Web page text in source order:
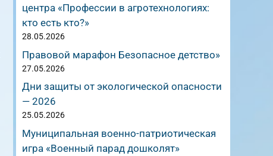
центра «Профессии в агротехнологиях:
кто есть кто?»
28.05.2026
Правовой марафон Безопасное детство»
27.05.2026
Дни защиты от экологической опасности
— 2026
25.05.2026
Муниципальная военно-патриотическая
игра «Военный парад дошколят»